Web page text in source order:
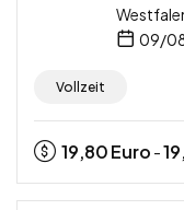
09/
Vollzeit
19,80Euro -